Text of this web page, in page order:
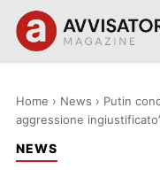
Home › News › Putin
aggressione
NEWS